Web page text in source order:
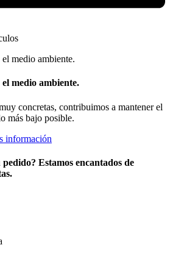
medio ambiente.
concretas, contribuimos a mantener el
más bajo posible.
información
Estamos encantados de